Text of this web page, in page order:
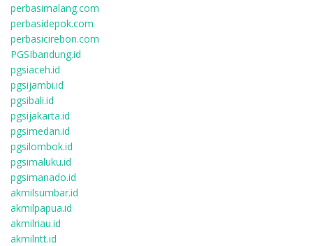
perbasimalang.com
perbasidepok.com
perbasicirebon.com
PGSIbandung.id
pgsiaceh.id
pgsijambi.id
pgsibali.id
pgsijakarta.id
pgsimedan.id
pgsilombok.id
pgsimaluku.id
pgsimanado.id
akmilsumbar.id
akmilpapua.id
akmilriau.id
akmilntt.id